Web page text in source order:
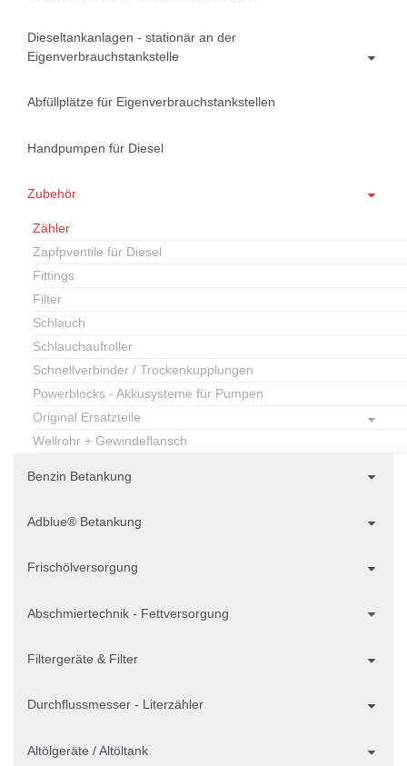
Dieseltankanlagen - stationär an der
Eigenverbrauchstankstelle
Abfüllplätze für Eigenverbrauchstankstellen
Handpumpen für Diesel
Zubehör
Zähler
Zapfpventile für Diesel
Fittings
Filter
Schlauch
Schlauchaufroller
Schnellverbinder / Trockenkupplungen
Powerblocks - Akkusysteme für Pumpen
Original Ersatzteile
Wellrohr + Gewindeflansch
Benzin Betankung
Adblue® Betankung
Frischölversorgung
Abschmiertechnik - Fettversorgung
Filtergeräte & Filter
Durchflussmesser - Literzähler
Altölgeräte / Altöltank